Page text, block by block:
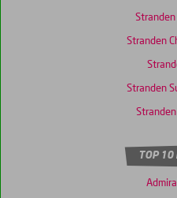
Stranden
Stranden
TOP 10